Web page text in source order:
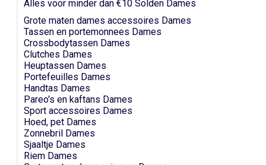
Alles voor minder dan €10 Solden Dames
Grote maten dames accessoires Dames
Tassen en portemonnees Dames
Crossbodytassen Dames
Clutches Dames
Heuptassen Dames
Portefeuilles Dames
Handtas Dames
Pareo's en kaftans Dames
Sport accessoires Dames
Hoed, pet Dames
Zonnebril Dames
Sjaaltje Dames
Riem Dames